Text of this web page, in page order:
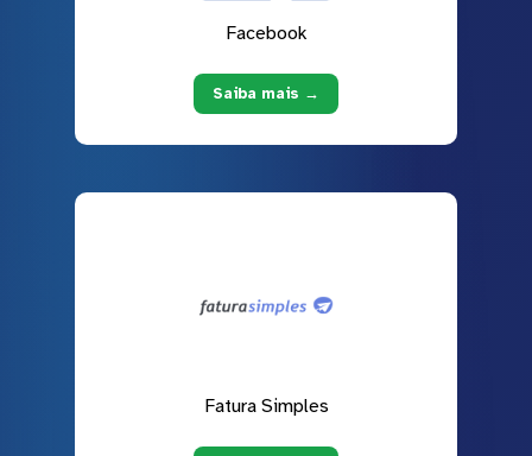
Facebook
Saiba mais →
Fatura Simples